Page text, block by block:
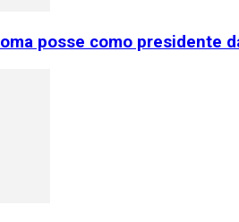
posse como presidente